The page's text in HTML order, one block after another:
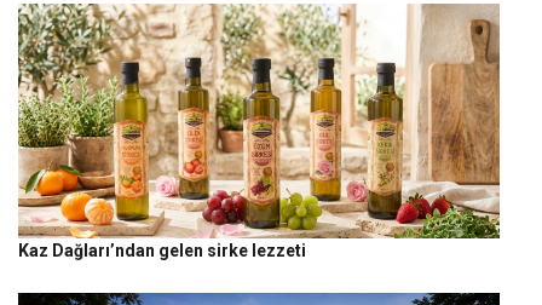
Kaz Dağları’ndan gelen sirke lezzeti